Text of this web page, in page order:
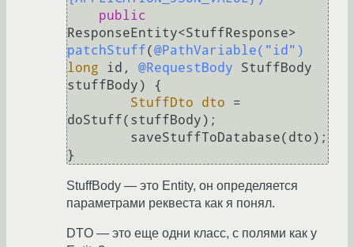
public
patchStuff(@PathVariable("id")
long id, @RequestBody StuffBody
stuffBody)
{
StuffDto
dto
=
doStuff(stuffBody);
StuffBody — это Entity, он определяется
параметрами реквеста как я понял.
DTO — это еще одни класс, c полями как у